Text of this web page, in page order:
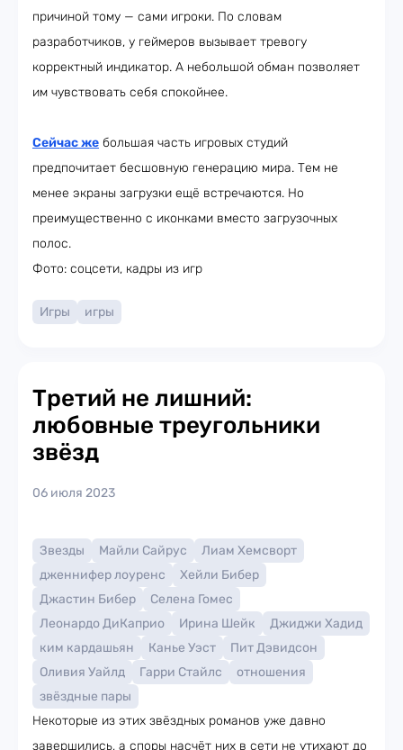
причиной тому — сами игроки. По словам
разработчиков, у геймеров вызывает тревогу
корректный индикатор. А небольшой обман позволяет
им чувствовать себя спокойнее.
Сейчас же большая часть игровых студий
предпочитает бесшовную генерацию мира. Тем не
менее экраны загрузки ещё встречаются. Но
преимущественно с иконками вместо загрузочных
полос.
Фото: соцсети, кадры из игр
Игры игры
Третий не лишний:
любовные треугольники
звёзд
06 июля 2023
Звезды Майли Сайрус
Лиам Хемсворт
дженнифер лоуренс
Хейли Бибер
Джастин Бибер
Селена Гомес
Леонардо ДиКаприо
Ирина Шейк
Джиджи Хадид
ким кардашьян
Канье Уэст
Пит Дэвидсон
Оливия Уайлд
Гарри Стайлс
отношения
звёздные пары
Некоторые из этих звёздных романов уже давно
завершились, а споры насчёт них в сети не утихают до